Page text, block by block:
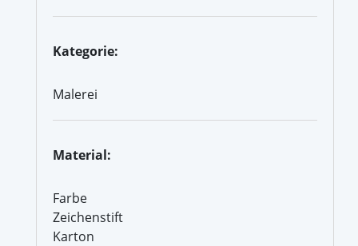
Kategorie:
Malerei
Material:
Farbe
Zeichenstift
Karton